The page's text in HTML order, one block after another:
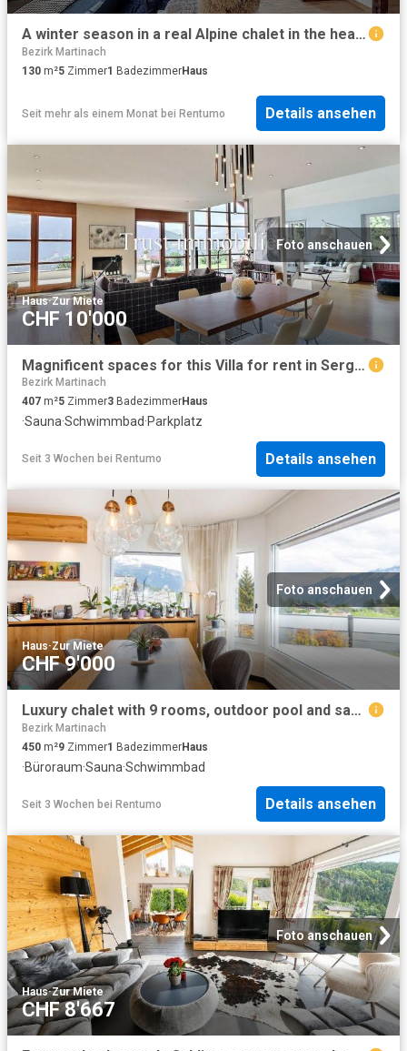
A winter season in a real Alpine chalet in the heart of Val de Bagnes
Bezirk Martinach
130 m²5 Zimmer1 BadezimmerHaus
Seit mehr als einem Monat bei Rentumo Details ansehen
Foto anschauen
Haus·Zur Miete
CHF 10'000
Magnificent spaces for this Villa for rent in Sergnou, Lens
Bezirk Martinach
407 m²5 Zimmer3 BadezimmerHaus
·Sauna·Schwimmbad·Parkplatz
Seit 3 Wochen bei Rentumo Details ansehen
Foto anschauen
Haus·Zur Miete
CHF 9'000
Luxury chalet with 9 rooms, outdoor pool and sauna
Bezirk Martinach
450 m²9 Zimmer1 BadezimmerHaus
·Büroraum·Sauna·Schwimmbad
Seit 3 Wochen bei Rentumo Details ansehen
Foto anschauen
Haus·Zur Miete
CHF 8'667